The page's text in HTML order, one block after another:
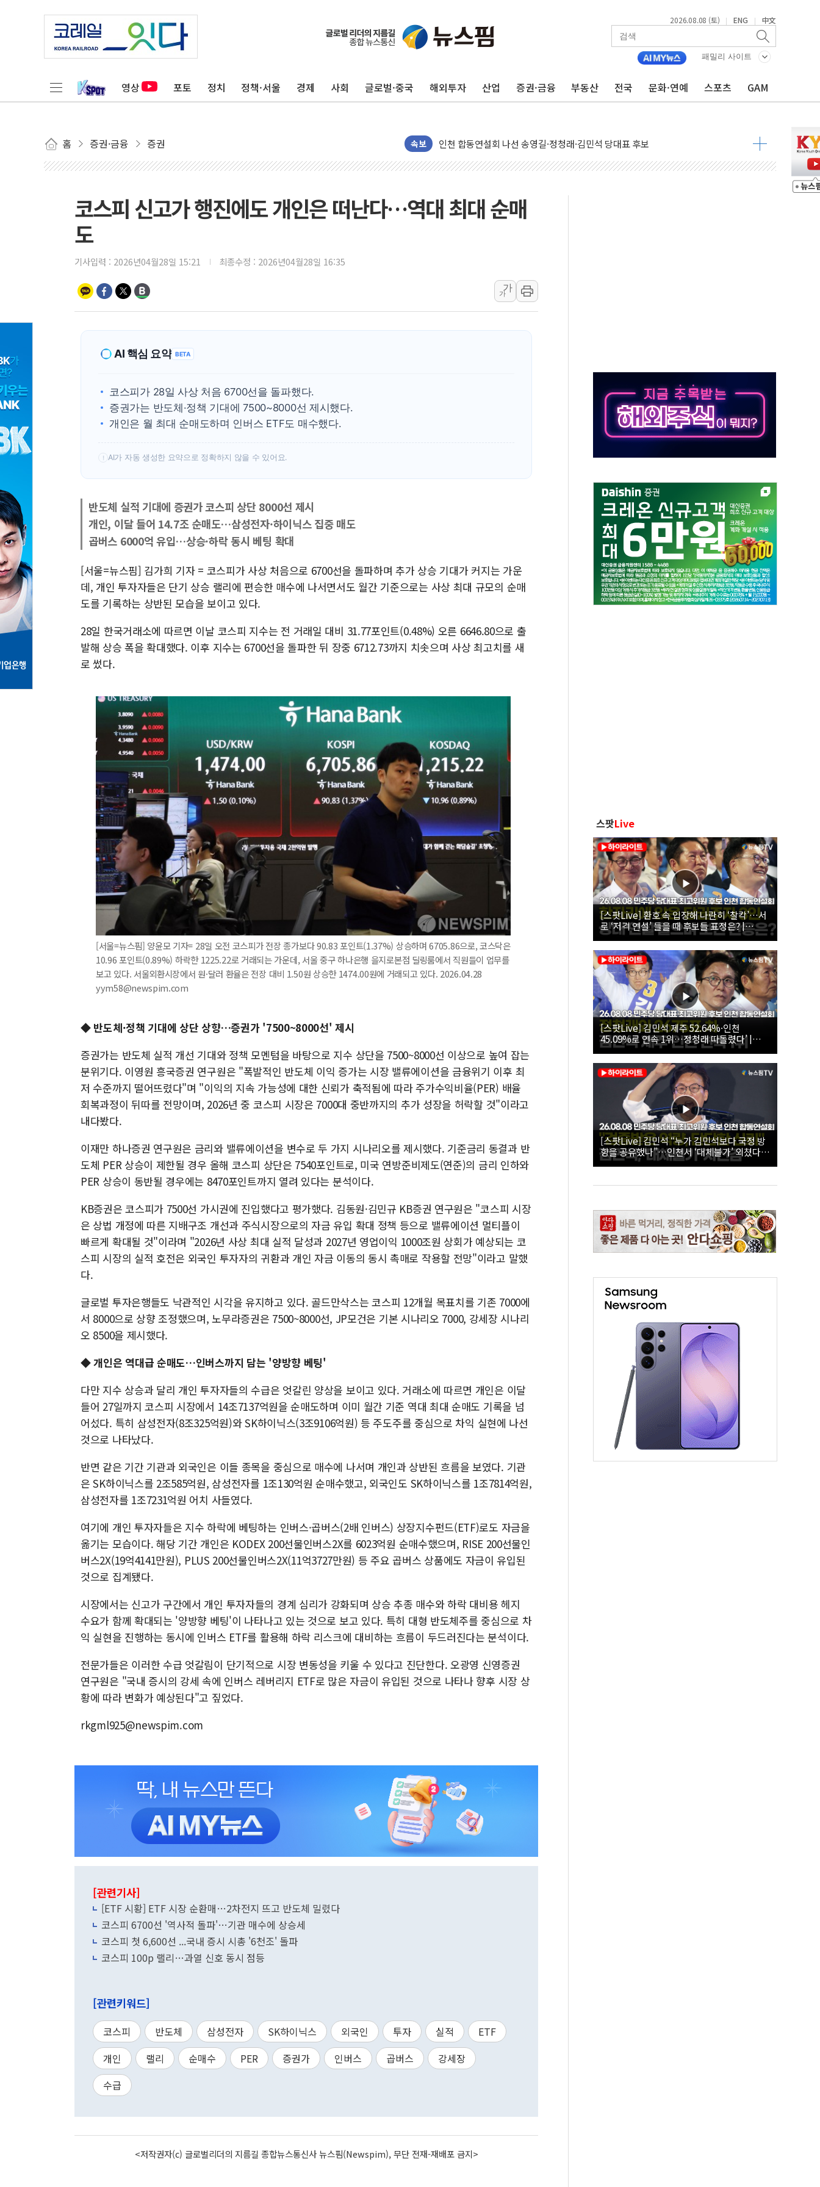
2026.08.08 (토) | ENG | 中文
패밀리 사이트
영상 포토 정치 정책·서울 경제 사회 글로벌·중국 해외투자 산업 증권·금융 부동산 전국 문화·연예 스포츠 GAM
홈 증권·금융 증권 속보
울진·영덕 '호우특보'-포항 '산사태 주의보'...경북도, 호우 피해·통제구간 없어
인천 합동연설회 나선 송영길·정청래·김민석 당대표 후보
김민석, 2주차 제주·인천 경선서 정청래에 승리...47.75% vs 42.08%
[속보] 민주, 제주·인천 경선 결과 발표...김민석 47.75% 정청래 42.08%
[속보] 민주, 인천 경선 결과 발표...김민석 45.09% 정청래 43.27% 송영길 11.63%
강릉·동해·삼척 시간당 최대 50㎜ 폭우…강원 동해안 강한 비 이어져
폐기물 수거하다 참변…60대 환경미화원 수거차에 치여 사망
추미애, '위안부' 피해자 기림의 날 참석..."국제적 시민 연대로 목소리 내야"
인천 선재도 갯벌서 해루질 중 실종 60대 나흘만에 숨진 채 발견
인천서 말다툼 중 어머니 흉기 살해 10대 아들 체포
'화합' 꺼낸 김민석에 '뻔뻔' 받아친 정청래…제주 연설서 신경전 고조
李대통령, ISA 개편 재검토 지시…與 "적극 환영"·野 "졸속 국정"
코스피 신고가 행진에도 개인은 떠난다…역대 최대 순매
도
기사입력 : 2026년04월28일 15:21 최종수정 : 2026년04월28일 16:35
가
가
AI 핵심 요약 BETA
코스피가 28일 사상 처음 6700선을 돌파했다.
증권가는 반도체·정책 기대에 7500~8000선 제시했다.
개인은 월 최대 순매도하며 인버스 ETF도 매수했다.
! AI가 자동 생성한 요약으로 정확하지 않을 수 있어요.
반도체 실적 기대에 증권가 코스피 상단 8000선 제시
개인, 이달 들어 14.7조 순매도…삼성전자·하이닉스 집중 매도
곱버스 6000억 유입…상승·하락 동시 베팅 확대
[서울=뉴스핌] 김가희 기자 = 코스피가 사상 처음으로 6700선을 돌파하며 추가 상승 기대가 커지는 가운
데, 개인 투자자들은 단기 상승 랠리에 편승한 매수에 나서면서도 월간 기준으로는 사상 최대 규모의 순매
도를 기록하는 상반된 모습을 보이고 있다.
28일 한국거래소에 따르면 이날 코스피 지수는 전 거래일 대비 31.77포인트(0.48%) 오른 6646.80으로 출
발해 상승 폭을 확대했다. 이후 지수는 6700선을 돌파한 뒤 장중 6712.73까지 치솟으며 사상 최고치를 새
로 썼다.
[서울=뉴스핌] 양윤모 기자= 28일 오전 코스피가 전장 종가보다 90.83 포인트(1.37%) 상승하며 6705.86으로, 코스닥은
10.96 포인트(0.89%) 하락한 1225.22로 거래되는 가운데, 서울 중구 하나은행 을지로본점 딜링룸에서 직원들이 업무를
보고 있다. 서울외환시장에서 원·달러 환율은 전장 대비 1.50원 상승한 1474.00원에 거래되고 있다. 2026.04.28
yym58@newspim.com
◆ 반도체·정책 기대에 상단 상향…증권가 '7500~8000선' 제시
증권가는 반도체 실적 개선 기대와 정책 모멘텀을 바탕으로 지수 상단을 7500~8000선 이상으로 높여 잡는
분위기다. 이영원 흥국증권 연구원은 "폭발적인 반도체 이익 증가는 시장 밸류에이션을 금융위기 이후 최
저 수준까지 떨어뜨렸다"며 "이익의 지속 가능성에 대한 신뢰가 축적됨에 따라 주가수익비율(PER) 배율
회복과정이 뒤따를 전망이며, 2026년 중 코스피 시장은 7000대 중반까지의 추가 성장을 허락할 것"이라고
내다봤다.
이재만 하나증권 연구원은 금리와 밸류에이션을 변수로 두 가지 시나리오를 제시했다. 기준금리 동결과 반
도체 PER 상승이 제한될 경우 올해 코스피 상단은 7540포인트로, 미국 연방준비제도(연준)의 금리 인하와
PER 상승이 동반될 경우에는 8470포인트까지 열려 있다는 분석이다.
KB증권은 코스피가 7500선 가시권에 진입했다고 평가했다. 김동원·김민규 KB증권 연구원은 "코스피 시장
은 상법 개정에 따른 지배구조 개선과 주식시장으로의 자금 유입 확대 정책 등으로 밸류에이션 멀티플이
빠르게 확대될 것"이라며 "2026년 사상 최대 실적 달성과 2027년 영업이익 1000조원 상회가 예상되는 코
스피 시장의 실적 호전은 외국인 투자자의 귀환과 개인 자금 이동의 동시 촉매로 작용할 전망"이라고 말했
다.
글로벌 투자은행들도 낙관적인 시각을 유지하고 있다. 골드만삭스는 코스피 12개월 목표치를 기존 7000에
서 8000으로 상향 조정했으며, 노무라증권은 7500~8000선, JP모건은 기본 시나리오 7000, 강세장 시나리
오 8500을 제시했다.
◆ 개인은 역대급 순매도…인버스까지 담는 '양방향 베팅'
다만 지수 상승과 달리 개인 투자자들의 수급은 엇갈린 양상을 보이고 있다. 거래소에 따르면 개인은 이달
들어 27일까지 코스피 시장에서 14조7137억원을 순매도하며 이미 월간 기준 역대 최대 순매도 기록을 넘
어섰다. 특히 삼성전자(8조325억원)와 SK하이닉스(3조9106억원) 등 주도주를 중심으로 차익 실현에 나선
것으로 나타났다.
반면 같은 기간 기관과 외국인은 이들 종목을 중심으로 매수에 나서며 개인과 상반된 흐름을 보였다. 기관
은 SK하이닉스를 2조585억원, 삼성전자를 1조130억원 순매수했고, 외국인도 SK하이닉스를 1조7814억원,
삼성전자를 1조7231억원 어치 사들였다.
여기에 개인 투자자들은 지수 하락에 베팅하는 인버스·곱버스(2배 인버스) 상장지수펀드(ETF)로도 자금을
옮기는 모습이다. 해당 기간 개인은 KODEX 200선물인버스2X를 6023억원 순매수했으며, RISE 200선물인
버스2X(19억4141만원), PLUS 200선물인버스2X(11억3727만원) 등 주요 곱버스 상품에도 자금이 유입된
것으로 집계됐다.
시장에서는 신고가 구간에서 개인 투자자들의 경계 심리가 강화되며 상승 추종 매수와 하락 대비용 헤지
수요가 함께 확대되는 '양방향 베팅'이 나타나고 있는 것으로 보고 있다. 특히 대형 반도체주를 중심으로 차
익 실현을 진행하는 동시에 인버스 ETF를 활용해 하락 리스크에 대비하는 흐름이 두드러진다는 분석이다.
전문가들은 이러한 수급 엇갈림이 단기적으로 시장 변동성을 키울 수 있다고 진단한다. 오광영 신영증권
연구원은 "국내 증시의 강세 속에 인버스 레버리지 ETF로 많은 자금이 유입된 것으로 나타나 향후 시장 상
황에 따라 변화가 예상된다"고 짚었다.
rkgml925@newspim.com
[관련기사]
[ETF 시황] ETF 시장 순환매…2차전지 뜨고 반도체 밀렸다
코스피 6700선 '역사적 돌파'…기관 매수에 상승세
코스피 첫 6,600선 ...국내 증시 시총 '6천조' 돌파
코스피 100p 랠리…과열 신호 동시 점등
[관련키워드]
코스피 반도체 삼성전자 SK하이닉스 외국인 투자 실적
ETF
개인
랠리 순매수 PER 증권가 인버스 곱버스
강세장
수급
<저작권자(c) 글로벌리더의 지름길 종합뉴스통신사 뉴스핌(Newspim), 무단 전재-재배포 금지>
스팟Live
[스팟Live] 환호 속 입장해 나란히 ‘찰칵’…서
로 ‘저격 연설’ 들을 때 후보들 표정은? |
26.08.08 더불어민주당 당대표·최고위원 후
보 인천 합동연설회
[스팟Live] 김민석 제주 52.64%·인천
45.09%로 연속 1위…정청래 따돌렸다’ |
26.08.08 더불어민주당 당대표·최고위원 후
보 인천 합동연설회
[스팟Live] 김민석 “누가 김민석보다 국정 방
향을 공유했나”…인천서 ‘대체불가’ 외쳤다 |
26.08.08 더불어민주당 당대표·최고위원 후